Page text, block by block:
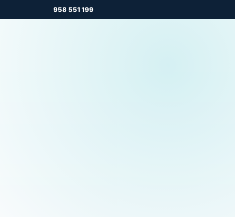
958 551 199